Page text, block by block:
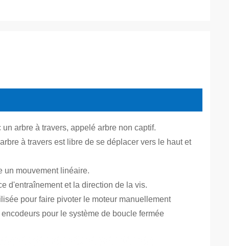
arbre à travers, appelé arbre non captif.
à travers est libre de se déplacer vers le haut et
un mouvement linéaire.
d'entraînement et la direction de la vis.
pour faire pivoter le moteur manuellement
pour le système de boucle fermée